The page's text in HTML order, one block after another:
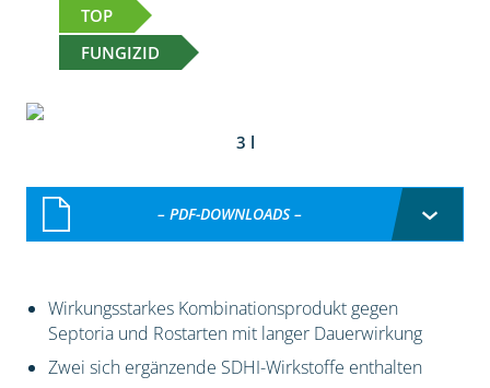
TOP
FUNGIZID
3 l
– PDF-DOWNLOADS –
Wirkungsstarkes Kombinationsprodukt gegen
Septoria und Rostarten mit langer Dauerwirkung
Zwei sich ergänzende SDHI-Wirkstoffe enthalten